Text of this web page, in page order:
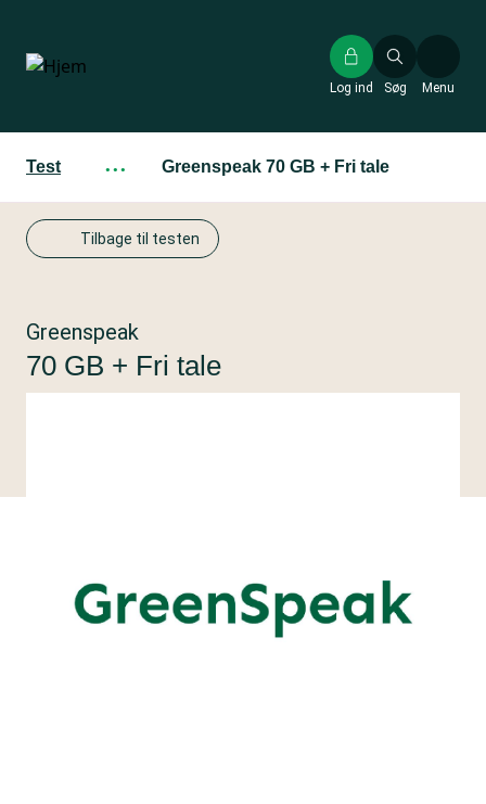
hovedindhold
Søg
Log ind Menu
Test ··· Greenspeak 70 GB + Fri tale
Tilbage til testen
Greenspeak
70 GB + Fri tale